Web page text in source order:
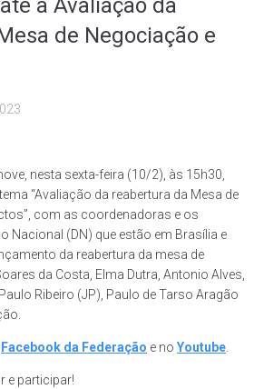
a Avaliação da
de Negociação e
nesta sexta-feira (10/2), às 15h30,
“Avaliação da reabertura da Mesa de
com as coordenadoras e os
Nacional (DN) que estão em Brasília e
da reabertura da mesa de
da Costa, Elma Dutra, Antonio Alves,
Ribeiro (JP), Paulo de Tarso Aragão
Facebook da Federação e no Youtube
e participar!